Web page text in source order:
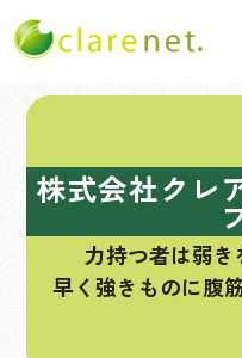
株式会社クレ
力持つ者は弱き
早く強きものに腹